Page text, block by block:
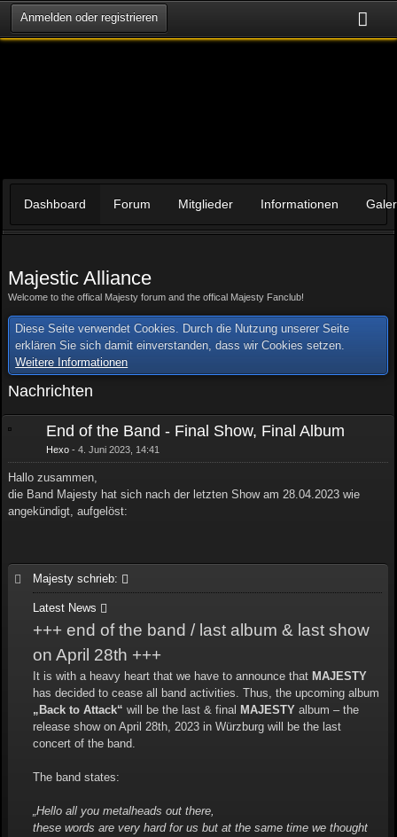
Anmelden oder registrieren
Dashboard Forum Mitglieder Informationen
Majestic Alliance
Welcome to the offical Majesty forum and the offical Majesty Fanclub!
Diese Seite verwendet Cookies. Durch die Nutzung unserer Seite
erklären Sie sich damit einverstanden, dass wir Cookies setzen.
Weitere Informationen
Nachrichten
End of the Band - Final Show, Final Album
Hexo 4. Juni 2023, 14:41
Hallo zusammen,
die Band Majesty hat sich nach der letzten Show am 28.04.2023 wie
angekündigt, aufgelöst:
Majesty schrieb:
Latest News
+++ end of the band / last album & last show
on April 28th +++
It is with a heavy heart that we have to announce that MAJESTY
has decided to cease all band activities. Thus, the upcoming album
„Back to Attack“ will be the last & final MAJESTY album – the
release show on April 28th, 2023 in Würzburg will be the last
concert of the band.
The band states:
„Hello all you metalheads out there,
these words are very hard for us but at the same time we thought